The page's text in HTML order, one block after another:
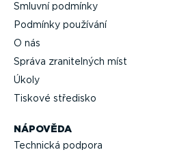
NÁPOVĚDA
Technická podpora
Smluvní podmínky
Podmínky používání
O nás
Správa zrani­telných míst
Úkoly
Tiskové středisko